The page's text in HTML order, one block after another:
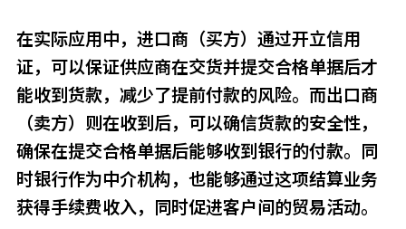
在实际应用中，进口商（买方）通过开立信用
证，可以保证供应商在交货并提交合格单据后才
能收到货款，减少了提前付款的风险。而出口商
（卖方）则在收到后，可以确信货款的安全性，
确保在提交合格单据后能够收到银行的付款。同
时银行作为中介机构，也能够通过这项结算业务
获得手续费收入，同时促进客户间的贸易活动。